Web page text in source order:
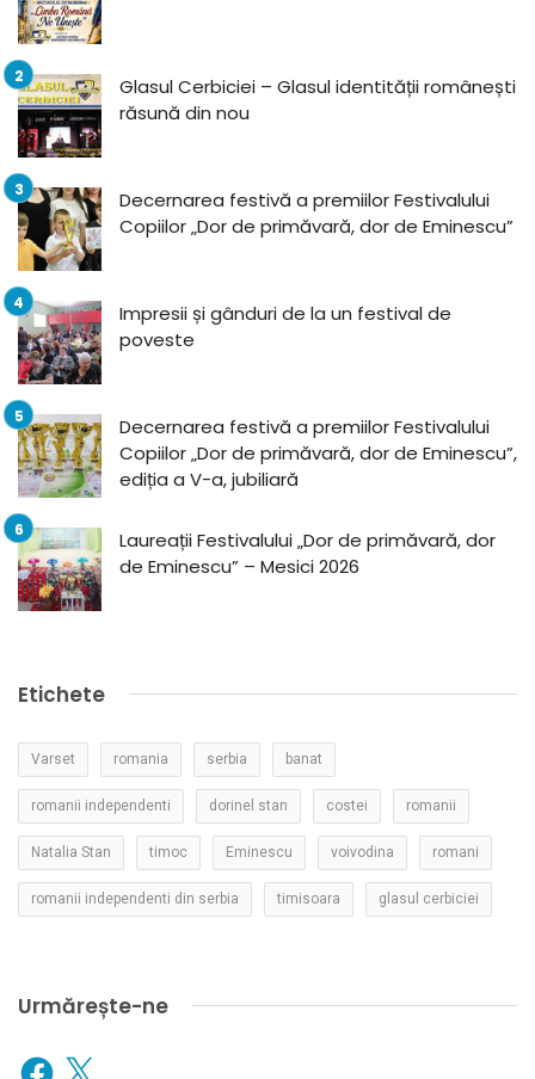
Glasul Cerbiciei – Glasul identității românești
răsună din nou
Decernarea festivă a premiilor Festivalului
Copiilor „Dor de primăvară, dor de Eminescu”
Impresii și gânduri de la un festival de
poveste
Decernarea festivă a premiilor Festivalului
Copiilor „Dor de primăvară, dor de Eminescu”,
ediția a V-a, jubiliară
Laureații Festivalului „Dor de primăvară, dor
de Eminescu” – Mesici 2026
Etichete
Varset romania serbia banat
romanii independenti dorinel stan costei romanii
Natalia Stan timoc Eminescu voivodina romani
romanii independenti din serbia timisoara glasul cerbiciei
Urmărește-ne
Facebook
X